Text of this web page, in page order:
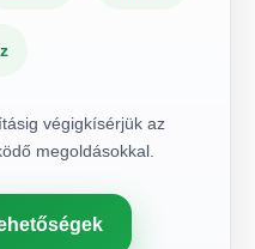
végigkísérjük az
megoldásokkal.